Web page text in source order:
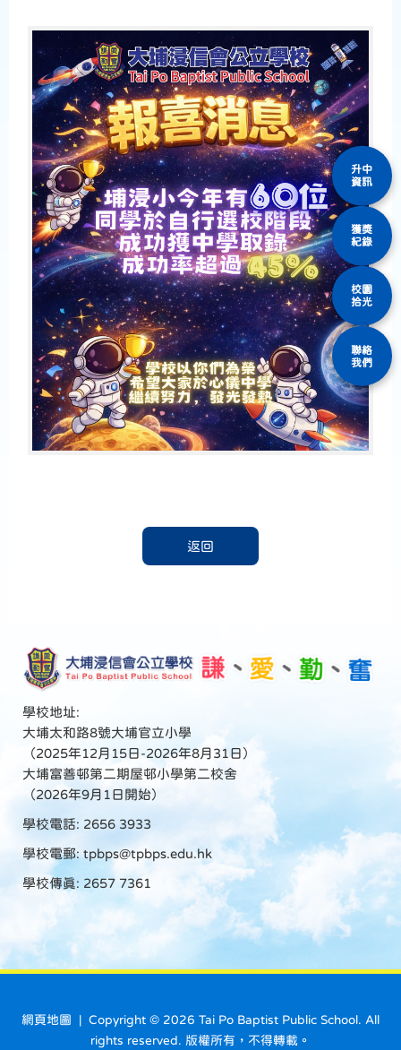
返回
學校地址:
大埔太和路8號大埔官立小學
（2025年12月15日-2026年8月31日）
大埔富善邨第二期屋邨小學第二校舍
（2026年9月1日開始）
學校電話: 2656 3933
學校電郵: tpbps@tpbps.edu.hk
學校傳真: 2657 7361
網頁地圖 | Copyright © 2026 Tai Po Baptist Public School. All
rights reserved. 版權所有，不得轉載。
升中
資訊
獲獎
紀錄
校園
拾光
聯絡
我們